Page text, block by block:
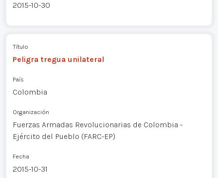
2015-10-30
Título
Peligra tregua unilateral
País
Colombia
Organización
Fuerzas Armadas Revolucionarias de Colombia -
Ejército del Pueblo (FARC-EP)
Fecha
2015-10-31